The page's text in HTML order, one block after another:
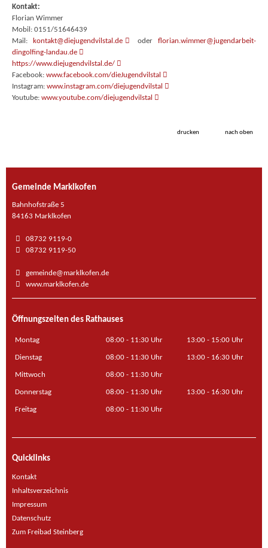
Kontakt:
Florian Wimmer
Mobil: 0151/51646439
Mail:
kontakt@diejugendvilstal.de oderflorian.wimmer@jugendarbeit-
dingolfing-landau.de
https://www.diejugendvilstal.de/
Facebook: www.facebook.com/dieJugendvilstal
Instagram: www.instagram.com/diejugendvilstal
Youtube: www.youtube.com/diejugendvilstal
drucken nach oben
Gemeinde Marklkofen
Bahnhofstraße 5
84163 Marklkofen
08732 9119-0
08732 9119-50
gemeinde@marklkofen.de
www.marklkofen.de
Öffnungszeiten des Rathauses
Montag 08:00 - 11:30 Uhr 13:00 - 15:00 Uhr
Dienstag 08:00 - 11:30 Uhr 13:00 - 16:30 Uhr
Mittwoch 08:00 - 11:30 Uhr
Donnerstag 08:00 - 11:30 Uhr 13:00 - 16:30 Uhr
Freitag 08:00 - 11:30 Uhr
Quicklinks
Kontakt
Inhaltsverzeichnis
Impressum
Datenschutz
Zum Freibad Steinberg